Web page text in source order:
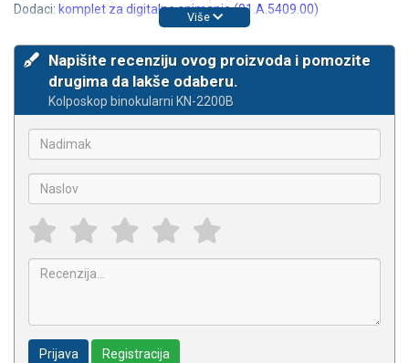
Dodaci: komplet za digitalno snimanje (01.A.5409.00)
Više
Napišite recenziju ovog proizvoda i pomozite
drugima da lakše odaberu.
Kolposkop binokularni KN-2200B
Prijava Registracija